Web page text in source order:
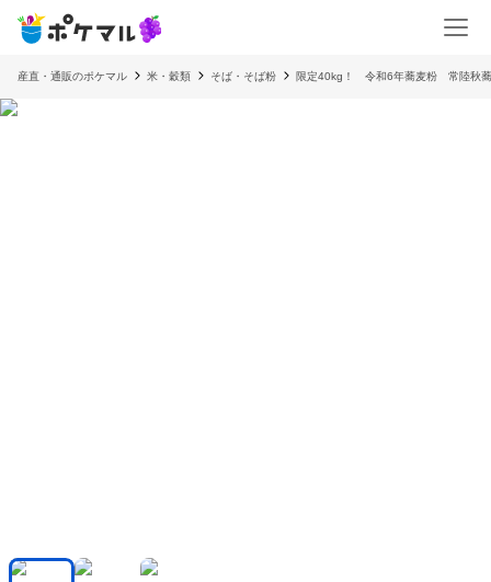
産直・通販のポケマル 米・穀類 そば・そば粉 限定40kg！ 令和6年蕎麦粉 常陸秋